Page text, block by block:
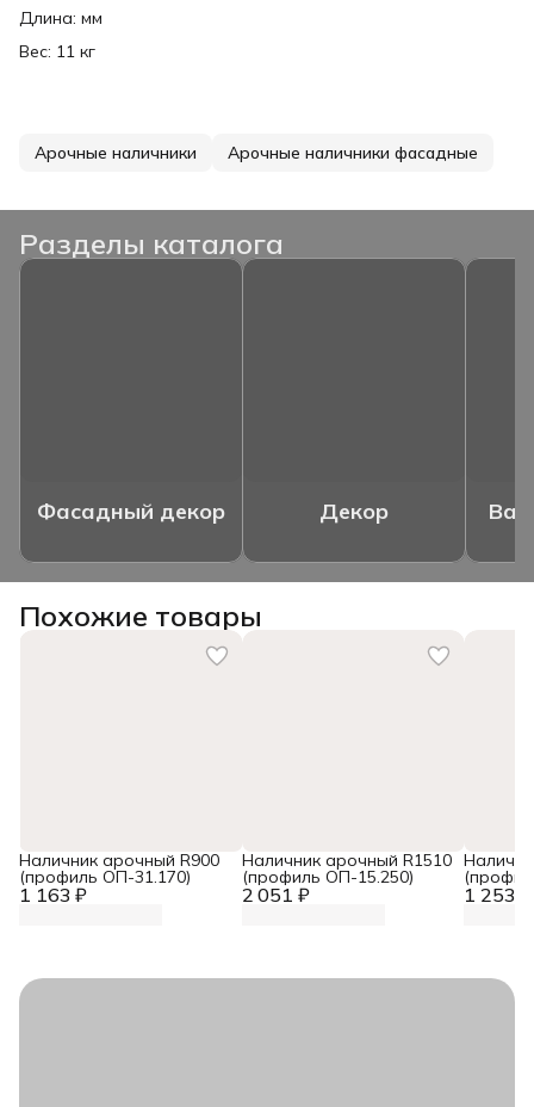
Длина: мм
Вес: 11 кг
Арочные наличники Арочные наличники фасадные
Разделы каталога
Фасадный декор Декор
Похожие товары
1 163 ₽
Наличник арочный R900
(профиль ОП-31.170)
2 051 ₽
Наличник арочный R1510
(профиль ОП-15.250)
1 253 ₽